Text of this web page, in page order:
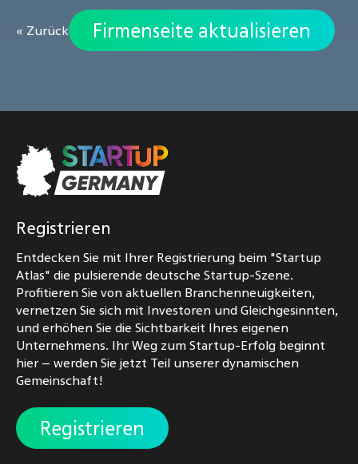
« Zurück Firmenseite aktualisieren
Registrieren
Entdecken Sie mit Ihrer Registrierung beim "Startup
Atlas" die pulsierende deutsche Startup-Szene.
Profitieren Sie von aktuellen Branchenneuigkeiten,
vernetzen Sie sich mit Investoren und Gleichgesinnten,
und erhöhen Sie die Sichtbarkeit Ihres eigenen
Unternehmens. Ihr Weg zum Startup-Erfolg beginnt
hier – werden Sie jetzt Teil unserer dynamischen
Gemeinschaft!
Registrieren